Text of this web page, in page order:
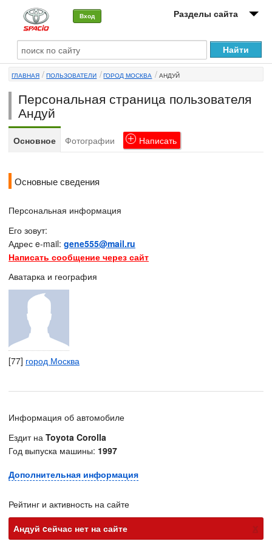
Вход Разделы сайта
О машине
Автоклуб
Форумы
Сервисы и услуги
ГЛАВНАЯ ПОЛЬЗОВАТЕЛИ ГОРОД МОСКВА АНДУЙ
Персональная страница пользователя
Андуй
Основное Фотографии Написать
Основные сведения
Персональная информация
Его зовут:
Адрес e-mail: gene555@mail.ru
Написать сообщение через сайт
Аватарка и география
[77] город Москва
Информация об автомобиле
Ездит на Toyota Corolla
Год выпуска машины: 1997
Дополнительная информация
Рейтинг и активность на сайте
Андуй cейчас нет на сайте
х